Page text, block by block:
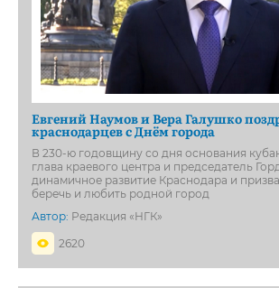
Евгений Наумов и Вера Галушко
краснодарцев с Днём города
В 230-ю годовщину со дня основания
глава краевого центра и председатель
динамичное развитие Краснодара и
беречь и любить родной город
Автор: Редакция «НГК»
2620